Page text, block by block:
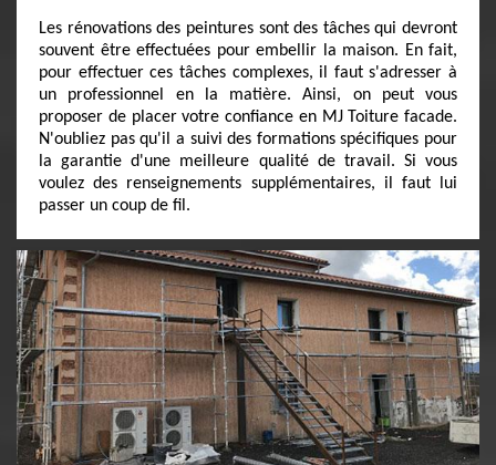
Les rénovations des peintures sont des tâches qui devront
souvent être effectuées pour embellir la maison. En fait,
pour effectuer ces tâches complexes, il faut s'adresser à
un professionnel en la matière. Ainsi, on peut vous
proposer de placer votre confiance en MJ Toiture facade.
N'oubliez pas qu'il a suivi des formations spécifiques pour
la garantie d'une meilleure qualité de travail. Si vous
voulez des renseignements supplémentaires, il faut lui
passer un coup de fil.